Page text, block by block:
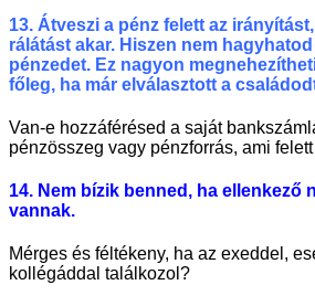
13. Átveszi a pénz felett az
rálátást akar. Hiszen nem
pénzedet. Ez nagyon
főleg, ha már elválasztott a
Van-e hozzáférésed a saját
pénzösszeg vagy pénzforrás, ami
14. Nem bízik benned, ha ellenkező
vannak.
Mérges és féltékeny, ha az exeddel,
kollégáddal találkozol?